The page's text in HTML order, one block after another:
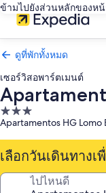
ข้ามไปยังส่วนหลักของห
ดูที่พักทั้งหมด
เซอร์วิสอพาร์ตเมนต์
ที่พัก
3.0
Apartamentos HG Lomo
เลือกวันเดินทางเ
ไปไหนดี